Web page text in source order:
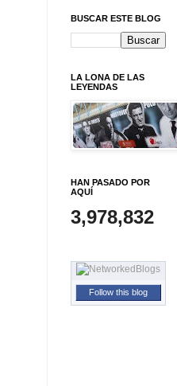
BUSCAR ESTE BLOG
LA LONA DE LAS
LEYENDAS
HAN PASADO POR
AQUÍ
3,978,832
Follow this blog